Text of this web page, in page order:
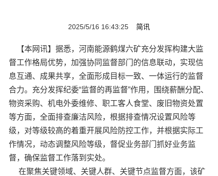
2025/5/16 16:43:25 简讯
【本网讯】据悉，河南能源鹤煤六矿充分发挥构建大监
督工作格局优势，加强协同监督部门的信息联动，实现信
息互通、成果共享，全面形成目标一致、一体运行的监督
合力。充分发挥纪委“监督的再监督”作用，围绕薪酬分配、
物资采购、机电外委维修、职工客人食堂、废旧物资处置
等方面，全面排查廉洁风险，根据排查情况设置风险等
级，对等级较高的着重开展风险防控工作，并根据实际工
作情况，动态调整风险等级，督促业务部门抓好业务监
督，确保监督工作落到实处。
在聚焦关键领域、关键人群、关键节点监督方面，该矿